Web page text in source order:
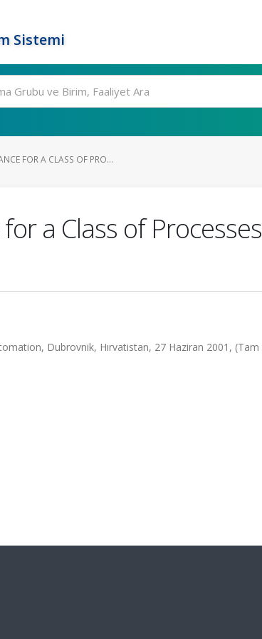
Sistemi
FOR A CLASS OF PRO...
a Class of
Dubrovnik, Hırvatistan, 27 Haziran 2001,